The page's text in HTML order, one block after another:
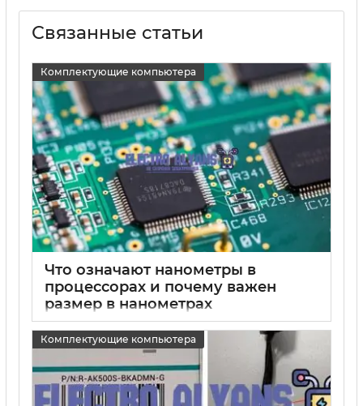
Связанные статьи
Комплектующие компьютера
Что означают нанометры в
процессорах и почему важен
размер в нанометрах
Комплектующие компьютера